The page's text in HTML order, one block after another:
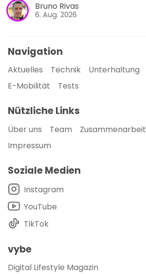
Bruno Rivas
6. Aug. 2026
Navigation
Aktuelles Technik Unterhaltung
E-Mobilität
Tests
Nützliche Links
Über uns Team Zusammenarbeit
Impressum
Soziale Medien
Instagram
YouTube
TikTok
vybe
Digital Lifestyle Magazin